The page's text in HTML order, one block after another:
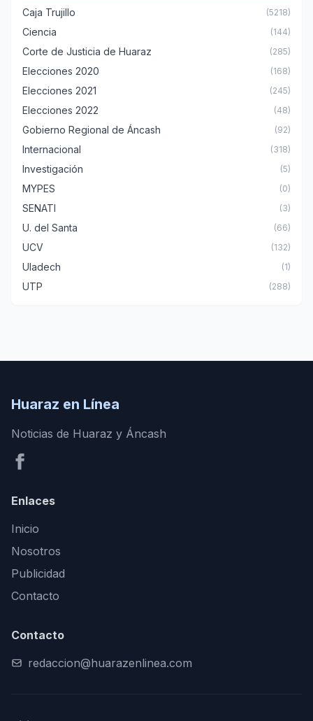
Caja Trujillo (5218)
Ciencia (144)
Corte de Justicia de Huaraz (285)
Elecciones 2020 (168)
Elecciones 2021 (245)
Elecciones 2022 (48)
Gobierno Regional de Áncash (92)
Internacional (318)
Investigación (5)
MYPES (0)
SENATI (3)
U. del Santa (66)
UCV (132)
Uladech (1)
UTP (288)
Huaraz en Línea
Noticias de Huaraz y Áncash
Enlaces
Inicio
Nosotros
Publicidad
Contacto
Contacto
redaccion@huarazenlinea.com